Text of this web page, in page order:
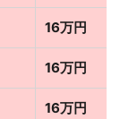
16万円
16万円
16万円